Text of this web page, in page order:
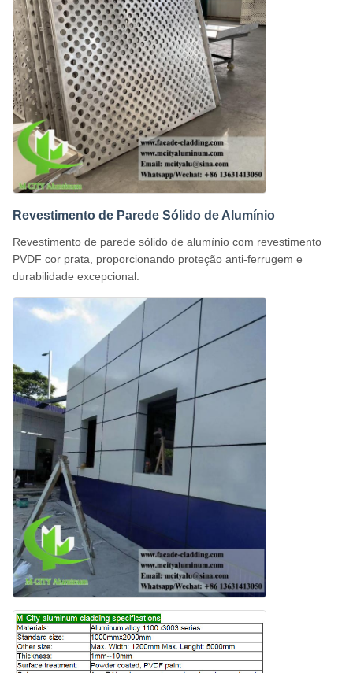
Revestimento de Parede Sólido de Alumínio
Revestimento de parede sólido de alumínio com revestimento
PVDF cor prata, proporcionando proteção anti-ferrugem e
durabilidade excepcional.